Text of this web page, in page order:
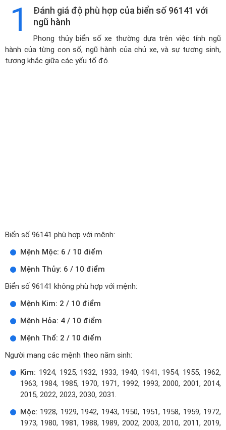
1
Đánh giá độ phù hợp của biển số 96141 với
ngũ hành
Phong thủy biển số xe thường dựa trên việc tính ngũ
hành của từng con số, ngũ hành của chủ xe, và sự tương sinh,
tương khắc giữa các yếu tố đó.
Biển số 96141 phù hợp với mệnh:
Mệnh Mộc: 6 / 10 điểm
Mệnh Thủy: 6 / 10 điểm
Biển số 96141 không phù hợp với mệnh:
Mệnh Kim: 2 / 10 điểm
Mệnh Hỏa: 4 / 10 điểm
Mệnh Thổ: 2 / 10 điểm
Người mang các mệnh theo năm sinh:
Kim: 1924, 1925, 1932, 1933, 1940, 1941, 1954, 1955, 1962,
1963, 1984, 1985, 1970, 1971, 1992, 1993, 2000, 2001, 2014,
2015, 2022, 2023, 2030, 2031.
Mộc: 1928, 1929, 1942, 1943, 1950, 1951, 1958, 1959, 1972,
1973, 1980, 1981, 1988, 1989, 2002, 2003, 2010, 2011, 2019,